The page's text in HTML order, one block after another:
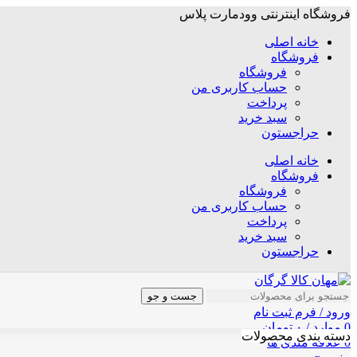
فروشگاه اینترنتی وودمارت پلاس
خانه اصلی
فروشگاه
فروشگاه
حساب کاربری من
پرداخت
سبد خرید
حراجستون
خانه اصلی
فروشگاه
فروشگاه
حساب کاربری من
پرداخت
سبد خرید
حراجستون
جست و جو
ورود / فرم ثبت نام
0 موارد / ۰ تومان
0 علاقه مندی ها
دسته بندی محصولات